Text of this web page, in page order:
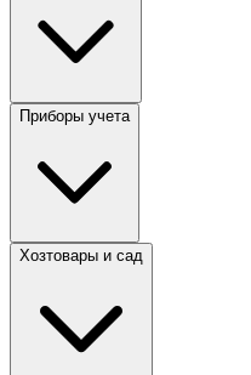
Приборы учета
Хозтовары и сад